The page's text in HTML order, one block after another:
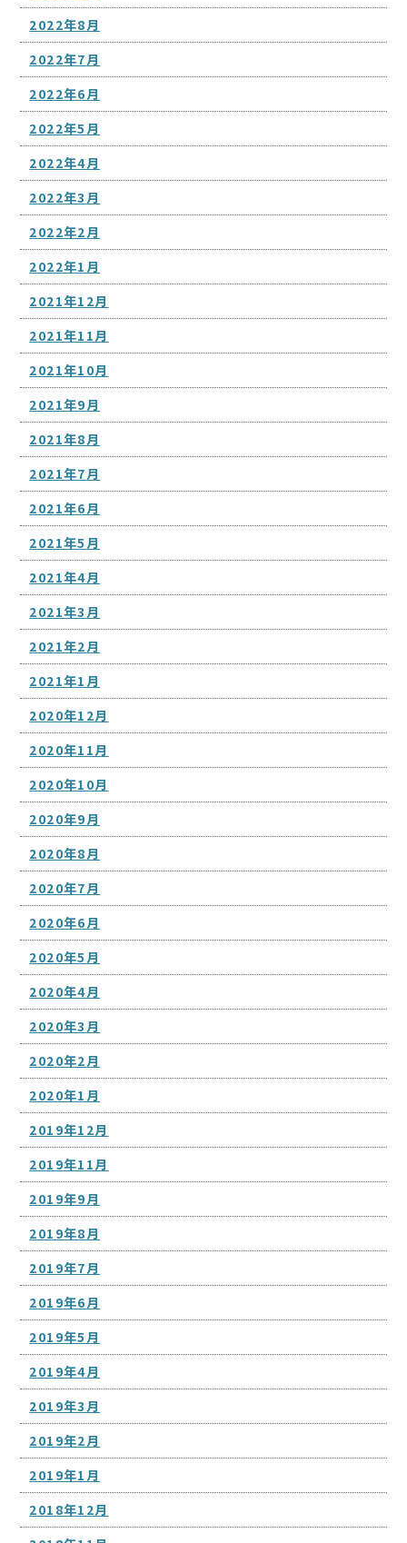
2022年8月
2022年7月
2022年6月
2022年5月
2022年4月
2022年3月
2022年2月
2022年1月
2021年12月
2021年11月
2021年10月
2021年9月
2021年8月
2021年7月
2021年6月
2021年5月
2021年4月
2021年3月
2021年2月
2021年1月
2020年12月
2020年11月
2020年10月
2020年9月
2020年8月
2020年7月
2020年6月
2020年5月
2020年4月
2020年3月
2020年2月
2020年1月
2019年12月
2019年11月
2019年9月
2019年8月
2019年7月
2019年6月
2019年5月
2019年4月
2019年3月
2019年2月
2019年1月
2018年12月